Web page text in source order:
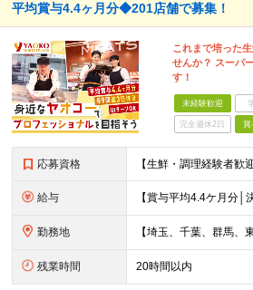
平均賞与4.4ヶ月分◆201店舗で募集！
これまで培った
せんか？ スーパ
す！
未経験歓迎
完全週休2日 賞
応募資格
給与
勤務地
残業時間 20時間以内